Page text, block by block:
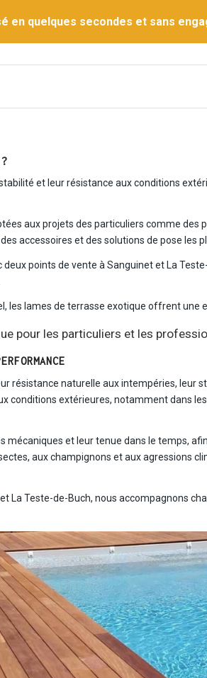
en quelques secondes et sans
et leur résistance aux conditions
aux projets des particuliers comme
accessoires et des solutions de pose les
points de vente à Sanguinet et La
les lames de terrasse exotique offrent une
pour les particuliers et les
naturelle aux intempéries, leur
extérieures, notamment dans
mécaniques et leur tenue dans le temps,
aux champignons et aux agressions
La Teste-de-Buch, nous accompagnons